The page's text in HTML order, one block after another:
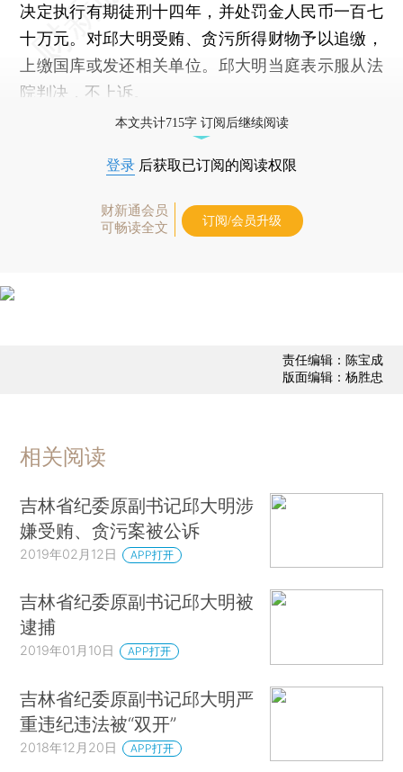
决定执行有期徒刑十四年，并处罚金人民币一百七
十万元。对邱大明受贿、贪污所得财物予以追缴，
上缴国库或发还相关单位。邱大明当庭表示服从法
院判决，不上诉。
本文共计715字 订阅后继续阅读
登录 后获取已订阅的阅读权限
财新通会员
可畅读全文
订阅/会员升级
责任编辑：陈宝成
版面编辑：杨胜忠
相关阅读
吉林省纪委原副书记邱大明涉
嫌受贿、贪污案被公诉
2019年02月12日 APP打开
吉林省纪委原副书记邱大明被
逮捕
2019年01月10日 APP打开
吉林省纪委原副书记邱大明严
重违纪违法被“双开”
2018年12月20日 APP打开